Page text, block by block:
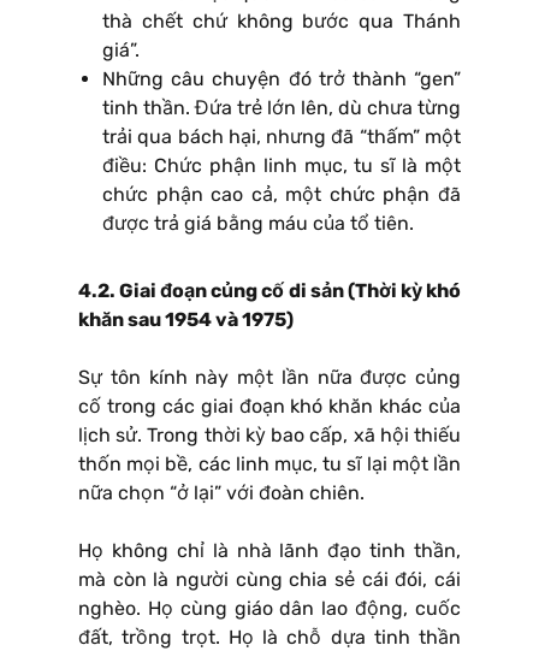
thà chết chứ không bước qua Thánh
giá”.
Những câu chuyện đó trở thành “gen”
tinh thần. Đứa trẻ lớn lên, dù chưa từng
trải qua bách hại, nhưng đã “thấm” một
điều: Chức phận linh mục, tu sĩ là một
chức phận cao cả, một chức phận đã
được trả giá bằng máu của tổ tiên.
4.2. Giai đoạn củng cố di sản (Thời kỳ khó
khăn sau 1954 và 1975)
Sự tôn kính này một lần nữa được củng
cố trong các giai đoạn khó khăn khác của
lịch sử. Trong thời kỳ bao cấp, xã hội thiếu
thốn mọi bề, các linh mục, tu sĩ lại một lần
nữa chọn “ở lại” với đoàn chiên.
Họ không chỉ là nhà lãnh đạo tinh thần,
mà còn là người cùng chia sẻ cái đói, cái
nghèo. Họ cùng giáo dân lao động, cuốc
đất, trồng trọt. Họ là chỗ dựa tinh thần